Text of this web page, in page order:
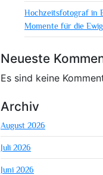
Hochzeitsfotograf in
Momente für die
Neueste
Es sind keine
Archiv
August 2026
Juli 2026
Juni 2026